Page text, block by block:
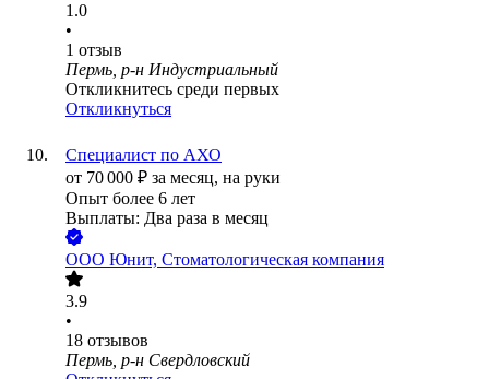
1.0
•
1 отзыв
Пермь, р-н Индустриальный
Откликнитесь среди первых
Откликнуться
Специалист по АХО
от 70 000 ₽ за месяц, на руки
Опыт более 6 лет
Выплаты: Два раза в месяц
ООО Юнит, Стоматологическая компания
3.9
•
18 отзывов
Пермь, р-н Свердловский